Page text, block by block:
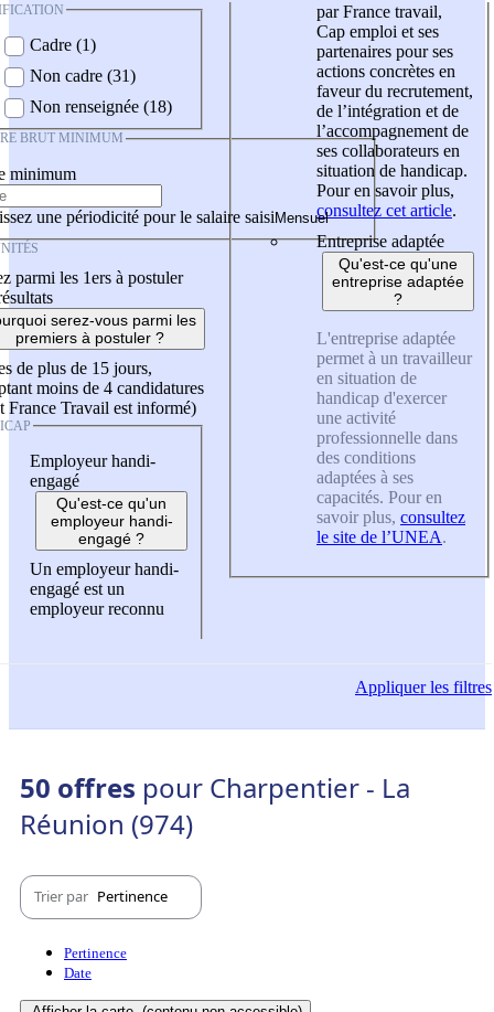
Cadre (1)
Non cadre (31)
Non renseignée (18)
BRUT MINIMUM
minimum
une périodicité pour le salaire saisi
parmi les 1ers à postuler
serez-vous parmi les
premiers à postuler ?
de plus de 15 jours,
moins de 4 candidatures
France Travail est informé)
Employeur handi-
engagé
Qu'est-ce qu'un
employeur handi-
engagé ?
Un employeur handi-
engagé est un
employeur reconnu
par France travail,
Cap emploi et ses
partenaires pour ses
actions concrètes en
faveur du recrutement,
de l’intégration et de
l’accompagnement de
ses collaborateurs en
situation de handicap.
Pour en savoir plus,
consultez cet article.
Entreprise adaptée
Qu'est-ce qu'une
entreprise adaptée
?
L'entreprise adaptée
permet à un travailleur
en situation de
handicap d'exercer
une activité
professionnelle dans
des conditions
adaptées à ses
capacités. Pour en
savoir plus, consultez
le site de l’UNEA.
Appliquerles filtres
50 offres pour Charpentier - La
Réunion (974)
Trier par Pertinence
Pertinence
Date